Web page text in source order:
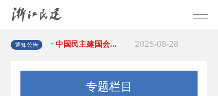
通知公告
· 中国民主建国会…
· 中国民主建国会… 2025-08-28
· 民主党派整体智… 2025-06-05
专题栏目